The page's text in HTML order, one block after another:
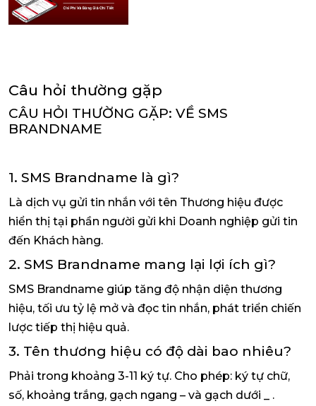
Câu hỏi thường gặp
CÂU HỎI THƯỜNG GẶP: VỀ SMS
BRANDNAME
1. SMS Brandname là gì?
Là dịch vụ gửi tin nhắn với tên Thương hiệu được
hiển thị tại phần người gửi khi Doanh nghiệp gửi tin
đến Khách hàng.
2. SMS Brandname mang lại lợi ích gì?
SMS Brandname giúp tăng độ nhận diện thương
hiệu, tối ưu tỷ lệ mở và đọc tin nhắn, phát triển chiến
lược tiếp thị hiệu quả.
3. Tên thương hiệu có độ dài bao nhiêu?
Phải trong khoảng 3-11 ký tự. Cho phép: ký tự chữ,
số, khoảng trắng, gạch ngang – và gạch dưới _ .